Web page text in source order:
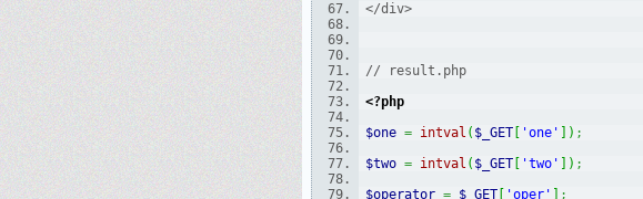
</div>
// result.php
<?php
$one = intval ( $_GET 'one' ) ;
$two = intval ( $_GET 'two' ) ;
$operator = $_GET 'oper' ;